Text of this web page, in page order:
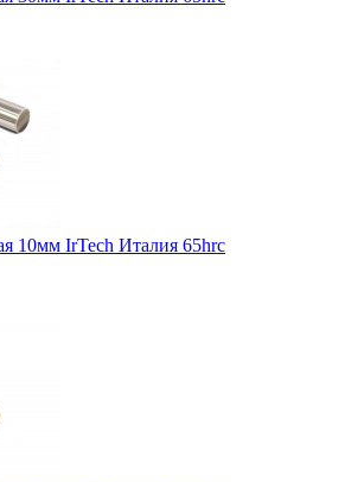
10мм IrTech Италия 65hrc